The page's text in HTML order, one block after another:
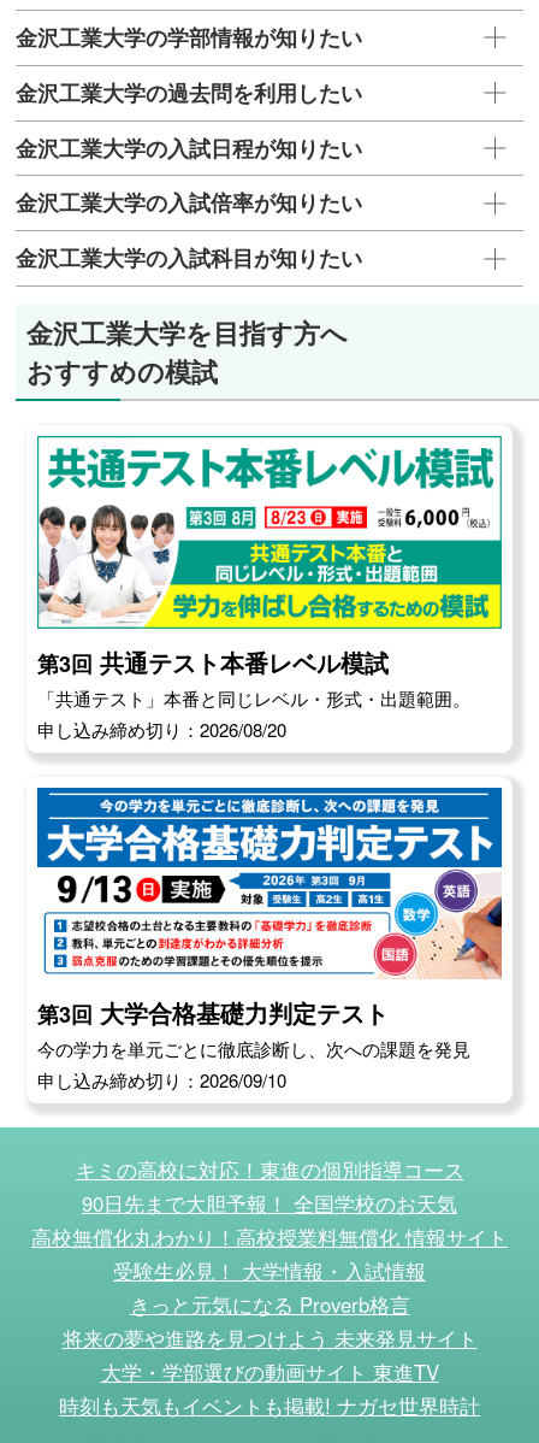
金沢工業大学の学部情報が知りたい
金沢工業大学の過去問を利用したい
金沢工業大学の入試日程が知りたい
金沢工業大学の入試倍率が知りたい
金沢工業大学の入試科目が知りたい
金沢工業大学を目指す方へ
おすすめの模試
第3回 共通テスト本番レベル模試
「共通テスト」本番と同じレベル・形式・出題範囲。
申し込み締め切り：2026/08/20
第3回 大学合格基礎力判定テスト
今の学力を単元ごとに徹底診断し、次への課題を発見
申し込み締め切り：2026/09/10
キミの高校に対応！東進の個別指導コース
90日先まで大胆予報！ 全国学校のお天気
高校無償化丸わかり！高校授業料無償化 情報サイト
受験生必見！ 大学情報・入試情報
きっと元気になる Proverb格言
将来の夢や進路を見つけよう 未来発見サイト
大学・学部選びの動画サイト 東進TV
時刻も天気もイベントも掲載! ナガセ世界時計